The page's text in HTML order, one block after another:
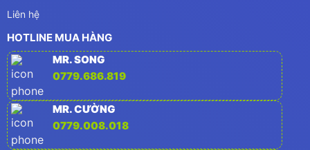
Liên hệ
HOTLINE MUA HÀNG
MR. SONG
0779.686.819
MR. CƯỜNG
0779.008.018